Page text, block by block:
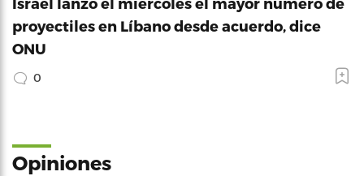
proyectiles en Líbano desde acuerdo, dice
ONU
0
Opiniones